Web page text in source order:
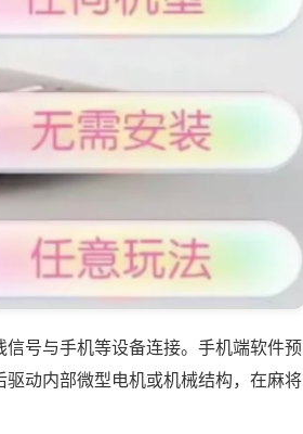
号与手机等设备连接。手机端软件预
动内部微型电机或机械结构，在麻将